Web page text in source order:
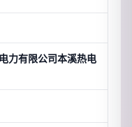
力有限公司本溪热电